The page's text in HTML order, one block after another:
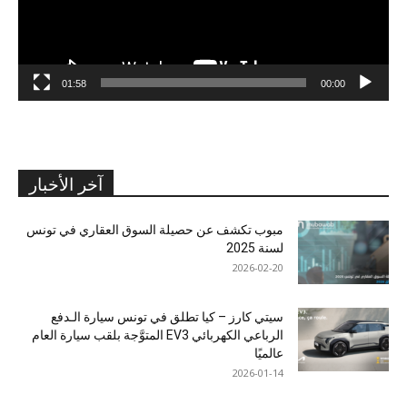
00:00
01:58
آخر الأخبار
مبوب تكشف عن حصيلة السوق العقاري في تونس
لسنة 2025
2026-02-20
سيتي كارز – كيا تطلق في تونس سيارة الـدفع
الرباعي الكهربائي EV3 المتوَّجة بلقب سيارة العام
عالميًا
2026-01-14